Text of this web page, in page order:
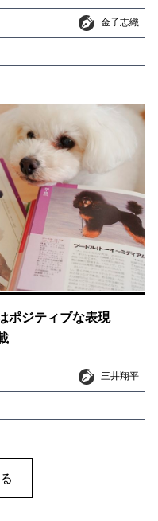
金子志織
金子志織
ポジティブな表現
三井翔平
三井翔平